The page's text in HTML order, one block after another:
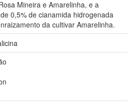
Mineira e Amarelinha, e a
0,5% de cianamida hidrogenada
da cultivar Amarelinha.